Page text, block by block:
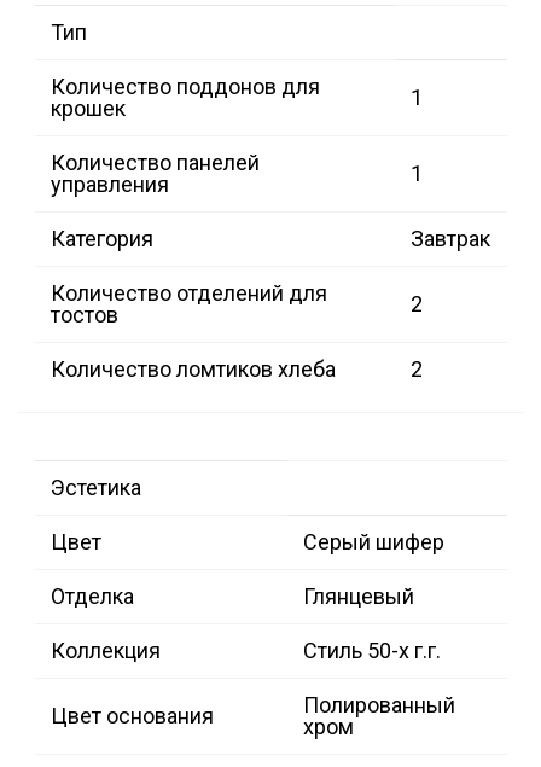
Тип
Количество поддонов для
крошек
1
Количество панелей
управления
1
Категория Завтрак
Количество отделений для
тостов
2
Количество ломтиков хлеба 2
Эстетика
Цвет Серый шифер
Отделка Глянцевый
Коллекция Стиль 50-х г.г.
Цвет основания
Полированный
хром